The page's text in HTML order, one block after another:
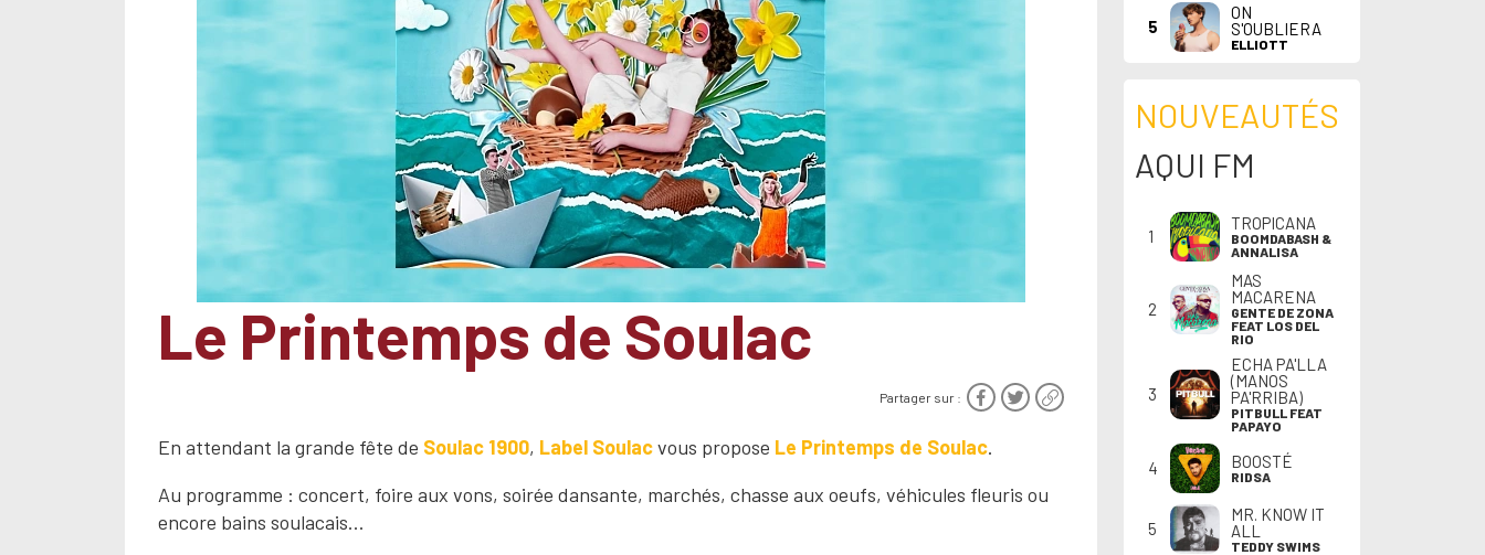
Le Printemps de Soulac
Partager sur :
En attendant la grande fête de Soulac 1900, Label Soulacvous propose Le Printemps de Soulac.
Au programme : concert, foire aux vons, soirée dansante, marchés, chasse aux oeufs, véhicules fleuris ou
encore bains soulacais...
5
ON
S'OUBLIERA
ELLIOTT
NOUVEAUTÉS
AQUI FM
1
TROPICANA
BOOMDABASH &
ANNALISA
2
MAS
MACARENA
GENTE DE ZONA
FEAT LOS DEL
RIO
3
ECHA PA'LLA
(MANOS
PA'RRIBA)
PITBULL FEAT
PAPAYO
4 BOOSTÉ
RIDSA
5
MR. KNOW IT
ALL
TEDDY SWIMS